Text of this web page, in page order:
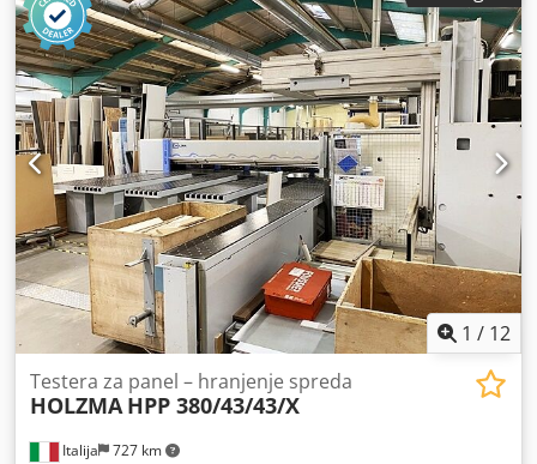
1 / 12
Italija 727 km
Testera za panel – hranjenje spreda
HOLZMA HPP 380/43/43/X